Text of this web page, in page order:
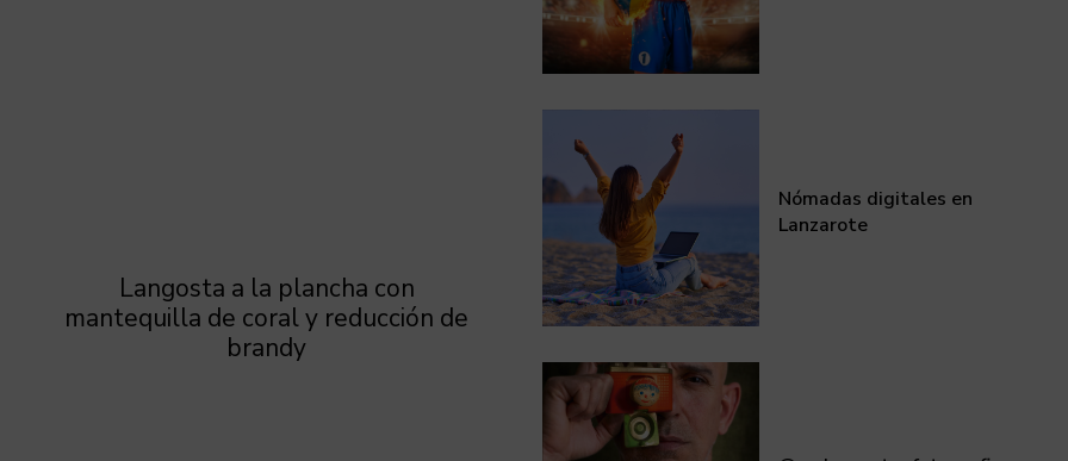
Langosta a la plancha con
mantequilla de coral y reducción de
brandy
Nómadas digitales en
Lanzarote